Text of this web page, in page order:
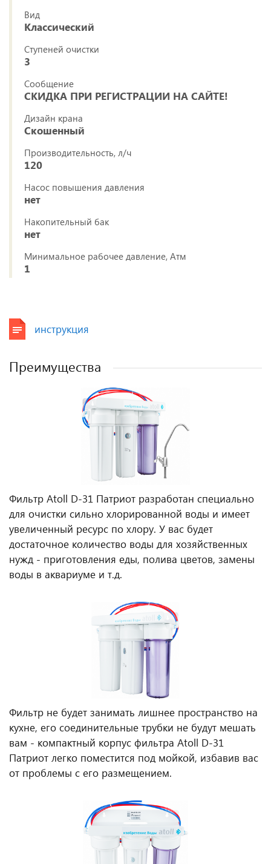
Вид
Классический
Ступеней очистки
3
Сообщение
СКИДКА ПРИ РЕГИСТРАЦИИ НА САЙТЕ!
Дизайн крана
Скошенный
Производительность, л/ч
120
Насос повышения давления
нет
Накопительный бак
нет
Минимальное рабочее давление, Атм
1
инструкция
Преимущества
Фильтр Atoll D-31 Патриот разработан специально
для очистки сильно хлорированной воды и имеет
увеличенный ресурс по хлору. У вас будет
достаточное количество воды для хозяйственных
нужд - приготовления еды, полива цветов, замены
воды в аквариуме и т.д.
Фильтр не будет занимать лишнее пространство на
кухне, его соединительные трубки не будут мешать
вам - компактный корпус фильтра Atoll D-31
Патриот легко поместится под мойкой, избавив вас
от проблемы с его размещением.